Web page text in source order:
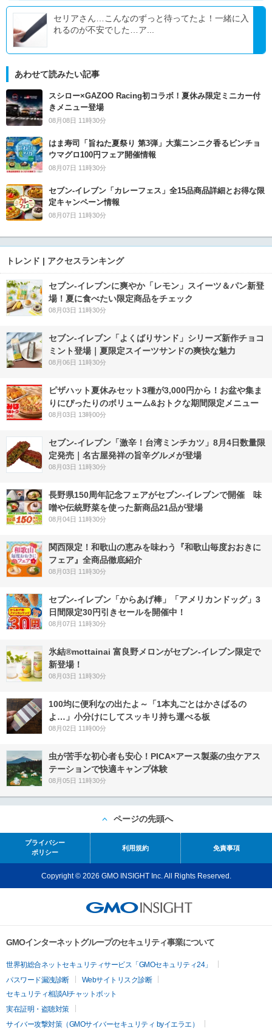
セリアさん…こんなのずっと待ってたよ！一緒に入
れるのが不安でした…ア...
あわせて読みたい記事
スシロー×GAZOO Racing初コラボ！夏休み限定ミニカー付
きメニュー登場
08月08日 11時30分
はま寿司「旨ねた夏祭り 第3弾」大葉ニンニク香るビンチョ
ウマグロ100円フェア開催情報
08月07日 11時30分
セブン‐イレブン「カレーフェス」全15品商品詳細とお得な限
定キャンペーン情報
08月07日 11時30分
トレンド | アクセスランキング
セブン‐イレブンに爽やか「レモン」スイーツ＆パン新登
場！夏に食べたい限定商品をチェック
08月03日 11時30分
セブン‐イレブン「よくばりサンド」シリーズ新作チョコ
ミント登場｜夏限定スイーツサンドの爽快な魅力
08月06日 11時30分
ピザハット夏休みセット3種が3,000円から！お盆や集ま
りにぴったりのボリューム&おトクな期間限定メニュー
08月03日 13時00分
セブン-イレブン「激辛！台湾ミンチカツ」8月4日数量限
定発売｜名古屋発祥の旨辛グルメが登場
08月03日 11時30分
長野県150周年記念フェアがセブン-イレブンで開催 味
噌や伝統野菜を使った新商品21品が登場
08月04日 11時30分
関西限定！和歌山の恵みを味わう『和歌山毎度おおきに
フェア』全商品徹底紹介
08月03日 11時30分
セブン‐イレブン「からあげ棒」「アメリカンドッグ」3
日間限定30円引きセールを開催中！
08月07日 11時30分
氷結®mottainai 富良野メロンがセブン‐イレブン限定で
新登場！
08月03日 11時30分
100均に便利なの出たよ～「1本丸ごとはかさばるの
よ…」小分けにしてスッキリ持ち運べる板
08月02日 11時00分
虫が苦手な初心者も安心！PICA×アース製薬の虫ケアス
テーションで快適キャンプ体験
08月05日 11時30分
ページの先頭へ
プライバシー
ポリシー
利用規約 免責事項
Copyright © 2026 GMO INSIGHT Inc. All Rights Reserved.
GMOインターネットグループのセキュリティ事業について
世界初総合ネットセキュリティサービス「GMOセキュリティ24」
パスワード漏洩診断
Webサイトリスク診断
セキュリティ相談AIチャットボット
実在証明・盗聴対策
サイバー攻撃対策（GMOサイバーセキュリティ byイエラエ）